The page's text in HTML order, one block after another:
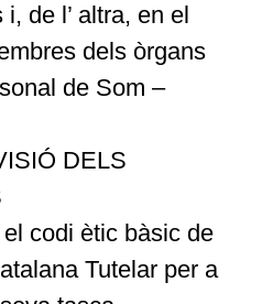
de l’ altra, en el
dels òrgans
de Som –
DELS
codi ètic bàsic de
Tutelar per a